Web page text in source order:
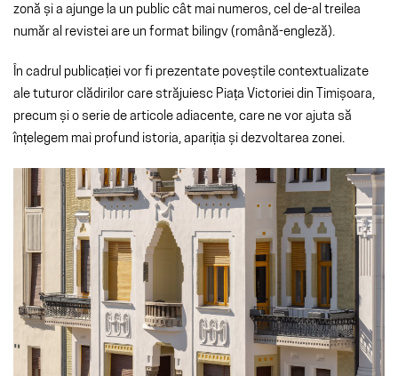
zonă și a ajunge la un public cât mai numeros, cel de-al treilea
număr al revistei are un format bilingv (română-engleză).
În cadrul publicației vor fi prezentate poveștile contextualizate
ale tuturor clădirilor care străjuiesc Piața Victoriei din Timișoara,
precum și o serie de articole adiacente, care ne vor ajuta să
înțelegem mai profund istoria, apariția și dezvoltarea zonei.